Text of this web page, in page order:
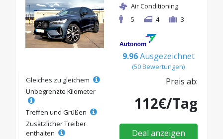
Air Conditioning
5
4 3
9.96 Ausgezeichnet
(50 Bewertungen)
Gleiches zu gleichem
Unbegrenzte Kilometer
Treffen und Grüßen
Zusätzlicher Treiber
enthalten
Preis ab:
112€/Tag
Deal anzeigen